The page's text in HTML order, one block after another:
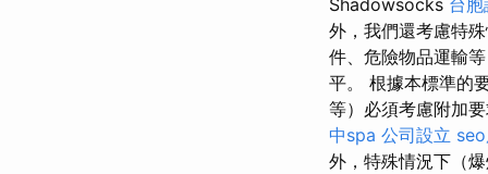
外，我們還考慮特
件、危險物品運輸
平。 根據本標準的
等）必須考慮附加
中spa 公司設立
外，特殊情況下（